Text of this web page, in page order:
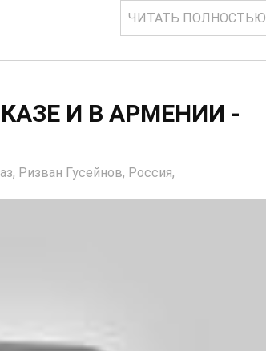
ЧИТАТЬ ПОЛНОСТЬЮ
И В АРМЕНИИ -
Ризван Гусейнов, Россия,